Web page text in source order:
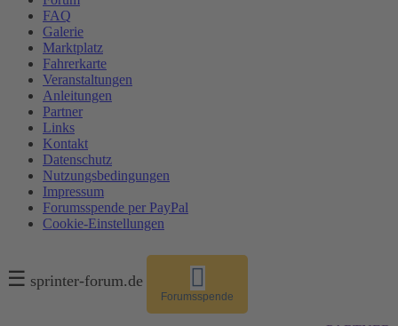
FAQ
Galerie
Marktplatz
Fahrerkarte
Veranstaltungen
Anleitungen
Partner
Links
Kontakt
Datenschutz
Nutzungsbedingungen
Impressum
Forumsspende per PayPal
Cookie-Einstellungen
☰ sprinter-forum.de
Forumsspende